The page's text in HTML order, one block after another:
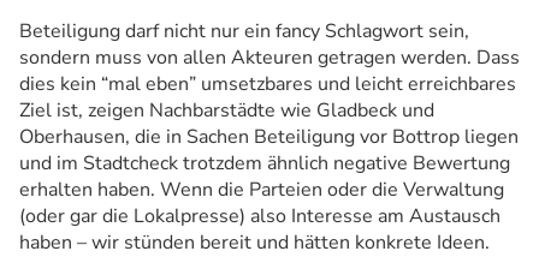
Beteiligung darf nicht nur ein fancy Schlagwort sein,
sondern muss von allen Akteuren getragen werden. Dass
dies kein “mal eben” umsetzbares und leicht erreichbares
Ziel ist, zeigen Nachbarstädte wie Gladbeck und
Oberhausen, die in Sachen Beteiligung vor Bottrop liegen
und im Stadtcheck trotzdem ähnlich negative Bewertung
erhalten haben. Wenn die Parteien oder die Verwaltung
(oder gar die Lokalpresse) also Interesse am Austausch
haben – wir stünden bereit und hätten konkrete Ideen.